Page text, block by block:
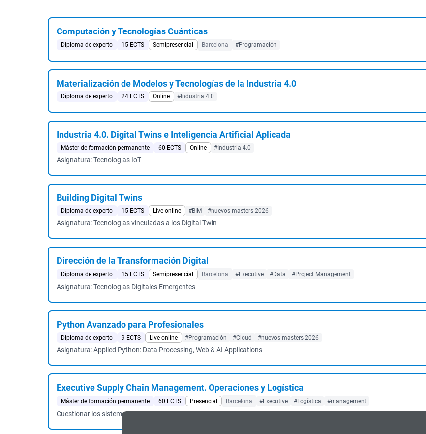
Computación y Tecnologías Cuánticas
Diploma de experto 15 ECTS Semipresencial Barcelona #Programación
Materialización de Modelos y Tecnologías de la Industria 4.0
Diploma de experto 24 ECTS Online #Industria 4.0
Industria 4.0. Digital Twins e Inteligencia Artificial Aplicada
Máster de formación permanente 60 ECTS Online #Industria 4.0
Asignatura: Tecnologías IoT
Building Digital Twins
Diploma de experto 15 ECTS Live online #BIM #nuevos masters 2026
Asignatura: Tecnologías vinculadas a los Digital Twin
Dirección de la Transformación Digital
Diploma de experto 15 ECTS Semipresencial Barcelona #Executive #Data #Project Management
Asignatura: Tecnologías Digitales Emergentes
Python Avanzado para Profesionales
Diploma de experto 9 ECTS Live online #Programación #Cloud #nuevos masters 2026
Asignatura: Applied Python: Data Processing, Web & AI Applications
Executive Supply Chain Management. Operaciones y Logística
Máster de formación permanente 60 ECTS Presencial Barcelona #Executive #Logística #management
Cuestionar los sistemas actuales de organización y gestión de la cadena logística. Analizar, orie...